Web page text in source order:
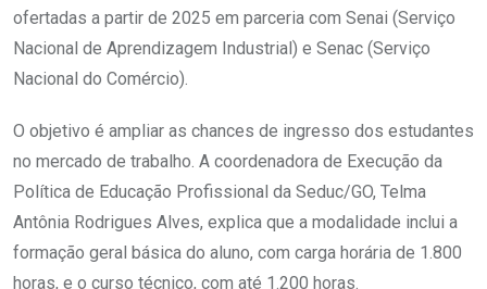
ofertadas a partir de 2025 em parceria com Senai (Serviço
Nacional de Aprendizagem Industrial) e Senac (Serviço
Nacional do Comércio).
O objetivo é ampliar as chances de ingresso dos estudantes
no mercado de trabalho. A coordenadora de Execução da
Política de Educação Profissional da Seduc/GO, Telma
Antônia Rodrigues Alves, explica que a modalidade inclui a
formação geral básica do aluno, com carga horária de 1.800
horas, e o curso técnico, com até 1.200 horas.